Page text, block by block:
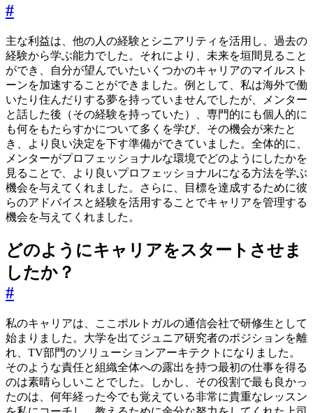
#
主な利益は、他の人の経験とシニアリティを活用し、過去の
経験から学ぶ能力でした。それにより、未来を垣間見ること
ができ、自分が望んでいたいくつかのキャリアのマイルスト
ーンを加速することができました。例として、私は海外で働
いたり住んだりする夢を持っていませんでしたが、メンター
と話した後（その経験を持っていた）、専門的にも個人的に
も何をもたらすかについて多くを学び、その機会が来たと
き、より良い決定を下す準備ができていました。全体的に、
メンターがプロフェッショナルな環境でどのようにしたかを
見ることで、より良いプロフェッショナルになる方法を学ぶ
機会を与えてくれました。さらに、目標を達成するために彼
らのアドバイスと経験を活用することでキャリアを管理する
機会を与えてくれました。
どのようにキャリアをスタートさせま
したか？
#
私のキャリアは、ここポルトガルの通信会社で研修生として
始まりました。大学を出てジュニア研究者のポジションを離
れ、TV部門のソリューションアーキテクトになりました。
そのような責任と組織全体への露出を持つ最初の仕事を得る
のは素晴らしいことでした。しかし、その役割で最も良かっ
たのは、何年経った今でも覚えている非常に貴重なレッスン